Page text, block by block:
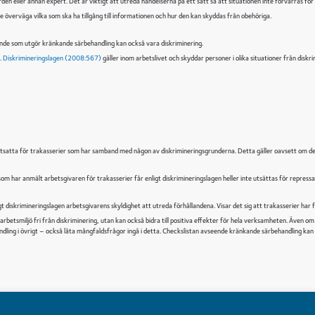
vilka som ska ha tillgång till informationen och hur den kan skyddas från obehöriga.
som utgör kränkande särbehandling kan också vara diskriminering.
Diskrimineringslagen (2008:567)gäller inom arbetslivet och skyddar personer i olika situationer från
för trakasserier som har samband med någon av diskrimineringsgrunderna. Detta gäller oavsett om
har anmält arbetsgivaren för trakasserier får enligt diskrimineringslagen heller inte utsättas för
arbetsgivarens skyldighet att utreda förhållandena. Visar det sig att trakasserier
fri från diskriminering, utan kan också bidra till positiva effekter för hela verksamheten. Även
i övrigt – också låta mångfaldsfrågor ingå i detta. Checkslistan avseende kränkande särbehandling